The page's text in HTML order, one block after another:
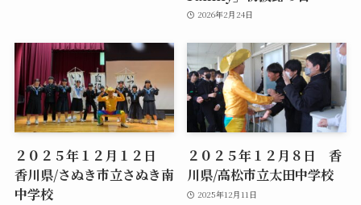
2026年2月24日
２０２５年１２月１２日
香川県/さぬき市立さぬき南
中学校
２０２５年１２月８日 香
川県/高松市立太田中学校
2025年12月11日